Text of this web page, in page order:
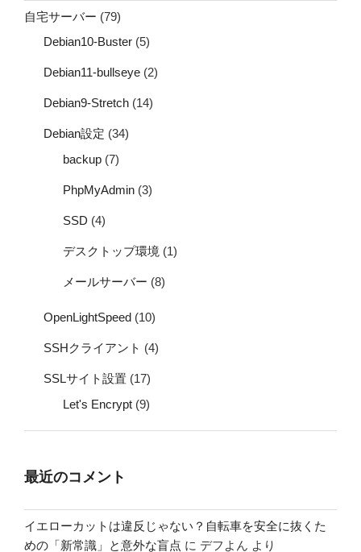
自宅サーバー (79)
Debian10-Buster (5)
Debian11-bullseye (2)
Debian9-Stretch (14)
Debian設定 (34)
backup (7)
PhpMyAdmin (3)
SSD (4)
デスクトップ環境 (1)
メールサーバー (8)
OpenLightSpeed (10)
SSHクライアント (4)
SSLサイト設置 (17)
Let's Encrypt (9)
最近のコメント
イエローカットは違反じゃない？自転車を安全に抜くた
めの「新常識」と意外な盲点 に デフよん より